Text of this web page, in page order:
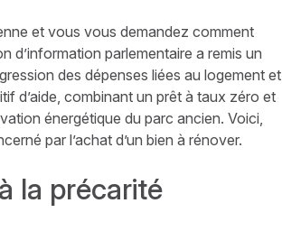
et vous vous demandez comment
d’information parlementaire a remis un
des dépenses liées au logement et
d’aide, combinant un prêt à taux zéro et
énergétique du parc ancien. Voici,
par l’achat d’un bien à rénover.
la précarité